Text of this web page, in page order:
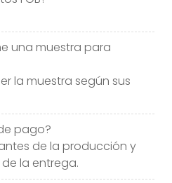
una muestra para
la muestra según sus
pago?
de la producción y
la entrega.